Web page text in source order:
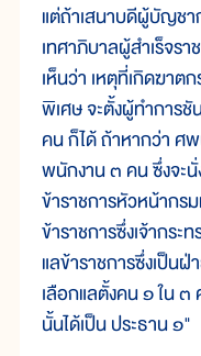
แต่ถ้าเสนาบดีผู้บัญช
เทศาภิบาลผู้สำเร็จร
เห็นว่า เหตุที่เกิดฆาต
พิเศษ จะตั้งผู้ทำการ
คน ก็ได้ ถ้าหากว่า ศ
พนักงาน ๓ คน ซึ่งจะ
ข้าราชการหัวหน้ากร
ข้าราชการซึ่งเจ้ากร
แลข้าราชการซึ่งเป็น
เลือกแลตั้งคน ๑ ใน
นั้นได้เป็น ประธาน ๑"